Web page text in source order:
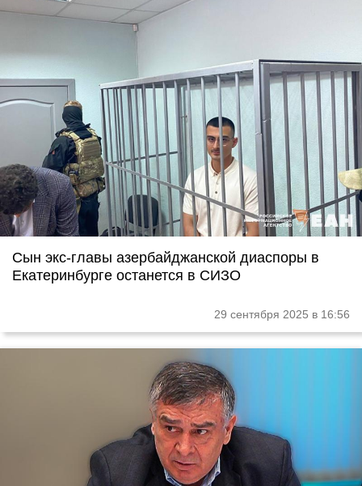
Сын экс-главы азербайджанской диаспоры в
Екатеринбурге останется в СИЗО
29 сентября 2025 в 16:56